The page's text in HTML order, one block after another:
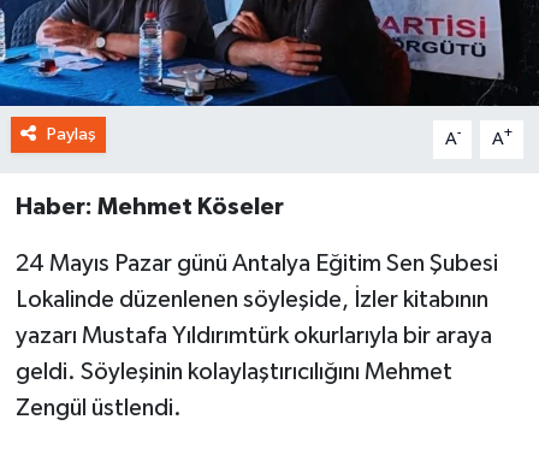
Paylaş A- A+
Haber: Mehmet Köseler
24 Mayıs Pazar günü Antalya Eğitim Sen Şubesi
Lokalinde düzenlenen söyleşide, İzler kitabının
yazarı Mustafa Yıldırımtürk okurlarıyla bir araya
geldi. Söyleşinin kolaylaştırıcılığını Mehmet
Zengül üstlendi.